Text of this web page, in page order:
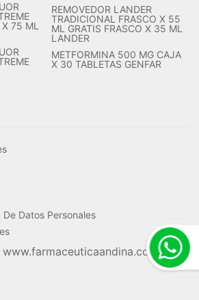
75 ML
REMOVEDOR LANDER
TRADICIONAL FRASCO X 55
ML GRATIS FRASCO X 35 ML
LANDER
METFORMINA 500 MG CAJA
X 30 TABLETAS GENFAR
Datos Personales
www.farmaceuticaandina.com